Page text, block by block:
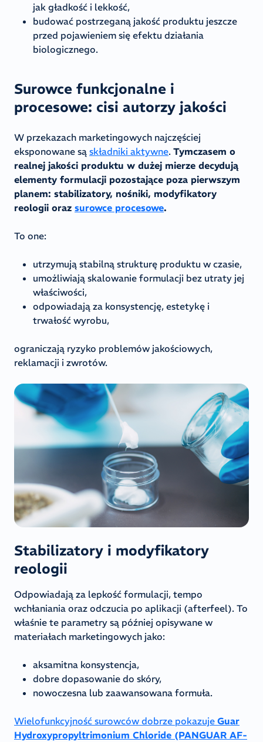
jak gładkość i lekkość,
budować postrzeganą jakość produktu jeszcze
przed pojawieniem się efektu działania
biologicznego.
Surowce funkcjonalne i
procesowe: cisi autorzy jakości
W przekazach marketingowych najczęściej
eksponowane są składniki aktywne. Tymczasem o
realnej jakości produktu w dużej mierze decydują
elementy formulacji pozostające poza pierwszym
planem: stabilizatory, nośniki, modyfikatory
reologii oraz surowce procesowe.
To one:
utrzymują stabilną strukturę produktu w czasie,
umożliwiają skalowanie formulacji bez utraty jej
właściwości,
odpowiadają za konsystencję, estetykę i
trwałość wyrobu,
ograniczają ryzyko problemów jakościowych,
reklamacji i zwrotów.
Stabilizatory i modyfikatory
reologii
Odpowiadają za lepkość formulacji, tempo
wchłaniania oraz odczucia po aplikacji (afterfeel). To
właśnie te parametry są później opisywane w
materiałach marketingowych jako:
aksamitna konsystencja,
dobre dopasowanie do skóry,
nowoczesna lub zaawansowana formuła.
Wielofunkcyjność surowców dobrze pokazuje Guar
Hydroxypropyltrimonium Chloride (PANGUAR AF-